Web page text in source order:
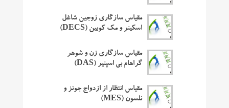
مقیاس سازگاری زوجین شاغل
اسکینر و مک کوبین (DECS)
مقیاس سازگاری زن و شوهر
گراهام بی اسپنیر (DAS)
مقیاس انتظار از ازدواج جونز و
نلسون (MES)